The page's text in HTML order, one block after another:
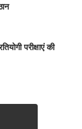
परीक्षाएं की